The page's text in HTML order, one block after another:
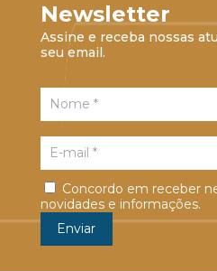
Newsletter
Assine e receba nossas
seu email.
Concordo em receber
novidades e informações.